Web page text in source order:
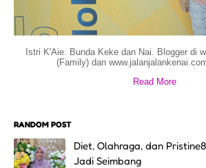
Istri K'Aie. Bunda Keke dan Nai. Blogger di
(Family) dan
Read More
RANDOM POST
Diet, Olahraga, dan
Jadi Seimbang